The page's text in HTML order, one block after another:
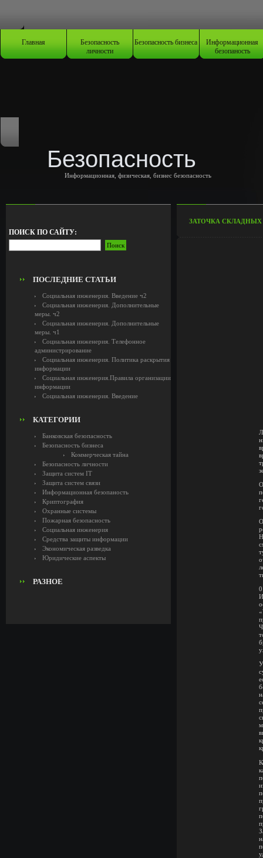
Главная Безопасность
личности
Безопасность бизнеса Информационная
безопаность
Безопасность
Информационная, физическая, бизнес безопасность
ПОИСК ПО САЙТУ:
ПОСЛЕДНИЕ СТАТЬИ
Социальная инженерия. Введение ч2
Социальная инженерия. Дополнительные
меры. ч2
Социальная инженерия. Дополнительные
меры. ч1
Социальная инженерия. Телефонное
администрирование
Социальная инженерия. Политика раскрытия
информации
Социальная инженерия.Правила организации
информации
Социальная инженерия. Введение
КАТЕГОРИИ
Банковская безопасность
Безопасность бизнеса
Коммерческая тайна
Безопасность личности
Защита систем IT
Защита систем связи
Информационная безопаность
Криптография
Охранные системы
Пожарная безопасность
Социальная инженерия
Средства защиты информации
Экономическая разведка
Юридические аспекты
РАЗНОЕ
ЗАТОЧКА